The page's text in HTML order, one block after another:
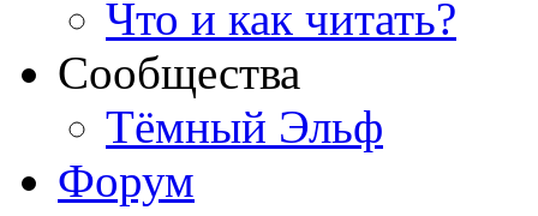
Что и как читать?
Сообщества
Тёмный Эльф
Форум